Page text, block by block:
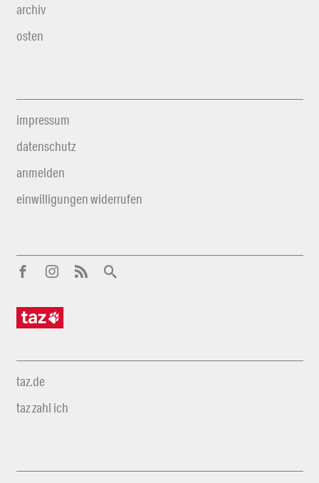
archiv
osten
impressum
datenschutz
anmelden
einwilligungen widerrufen
taz.de
taz zahl ich